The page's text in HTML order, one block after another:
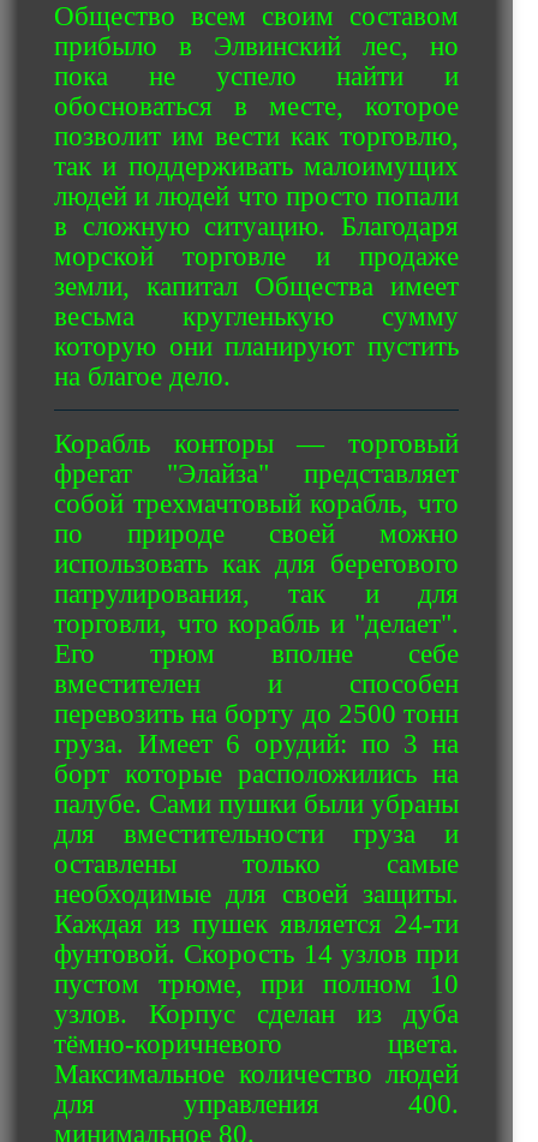
Общество всем своим составом
прибыло в Элвинский лес, но
пока не успело найти и
обосноваться в месте, которое
позволит им вести как торговлю,
так и поддерживать малоимущих
людей и людей что просто попали
в сложную ситуацию. Благодаря
морской торговле и продаже
земли, капитал Общества имеет
весьма кругленькую сумму
которую они планируют пустить
на благое дело.
Корабль конторы—торговый
фрегат "Элайза" представляет
собой трехмачтовый корабль, что
по природе своей можно
использовать как для берегового
патрулирования, так и для
торговли, что корабль и "делает".
Его трюм вполне себе
вместителен и способен
перевозить на борту до 2500 тонн
груза. Имеет 6 орудий: по 3 на
борт которые расположились на
палубе. Сами пушки были убраны
для вместительности груза и
оставлены только самые
необходимые для своей защиты.
Каждая из пушек является 24-ти
фунтовой. Скорость 14 узлов при
пустом трюме, при полном 10
узлов. Корпус сделан из дуба
тёмно-коричневого цвета.
Максимальное количество людей
для управления 400.
минимальное 80.